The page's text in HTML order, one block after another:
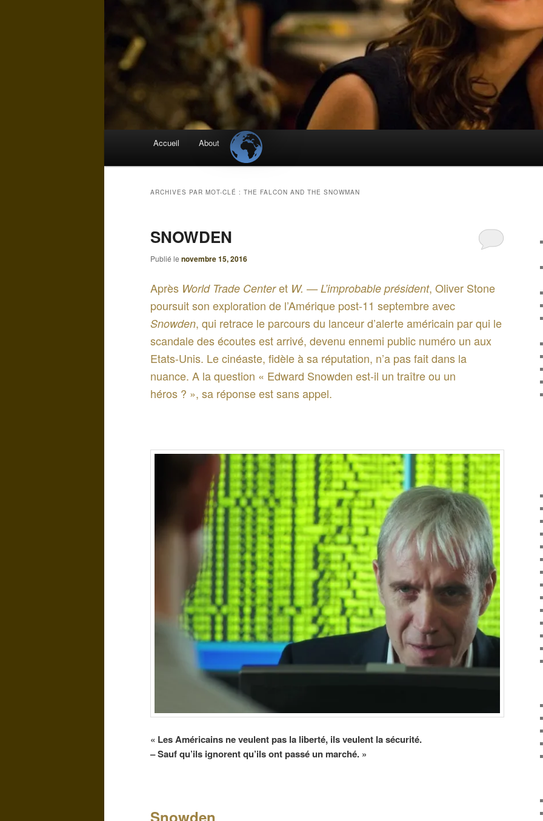
Accueil About
ARCHIVES PAR MOT-CLÉ : THE FALCON AND THE SNOWMAN
SNOWDEN
Publié le novembre 15, 2016
Après World Trade Centeret W. — L’improbable président, Oliver Stone
poursuit son exploration de l’Amérique post-11 septembre avec
Snowden, qui retrace le parcours du lanceur d’alerte américain par qui le
scandale des écoutes est arrivé, devenu ennemi public numéro un aux
Etats-Unis. Le cinéaste, fidèle à sa réputation, n’a pas fait dans la
nuance. A la question « Edward Snowden est-il un traître ou un
héros ? », sa réponse est sans appel.
« Les Américains ne veulent pas la liberté, ils veulent la sécurité.
– Sauf qu’ils ignorent qu’ils ont passé un marché. »
Snowden